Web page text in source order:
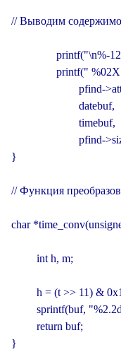
// Выводим
printf("
pfind-
                        datebuf,
                        timebuf,
pfind-
}
// Функция
char
         int h, m;
h = (t >> 11) &
sprintf(buf,
         return buf;
}